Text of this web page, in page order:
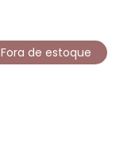
Fora de estoque